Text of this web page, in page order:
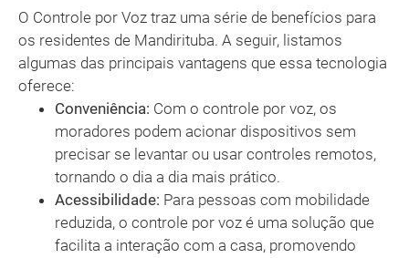
O Controle por Voz traz uma série de benefícios para
os residentes de Mandirituba. A seguir, listamos
algumas das principais vantagens que essa tecnologia
oferece:
Conveniência: Com o controle por voz, os
moradores podem acionar dispositivos sem
precisar se levantar ou usar controles remotos,
tornando o dia a dia mais prático.
Acessibilidade: Para pessoas com mobilidade
reduzida, o controle por voz é uma solução que
facilita a interação com a casa, promovendo